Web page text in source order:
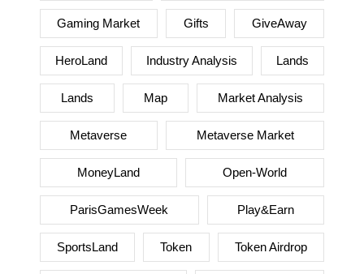
Gaming Market Gifts GiveAway
HeroLand Industry Analysis Lands
Lands Map Market Analysis
Metaverse Metaverse Market
MoneyLand Open-World
ParisGamesWeek Play&Earn
SportsLand Token Token Airdrop